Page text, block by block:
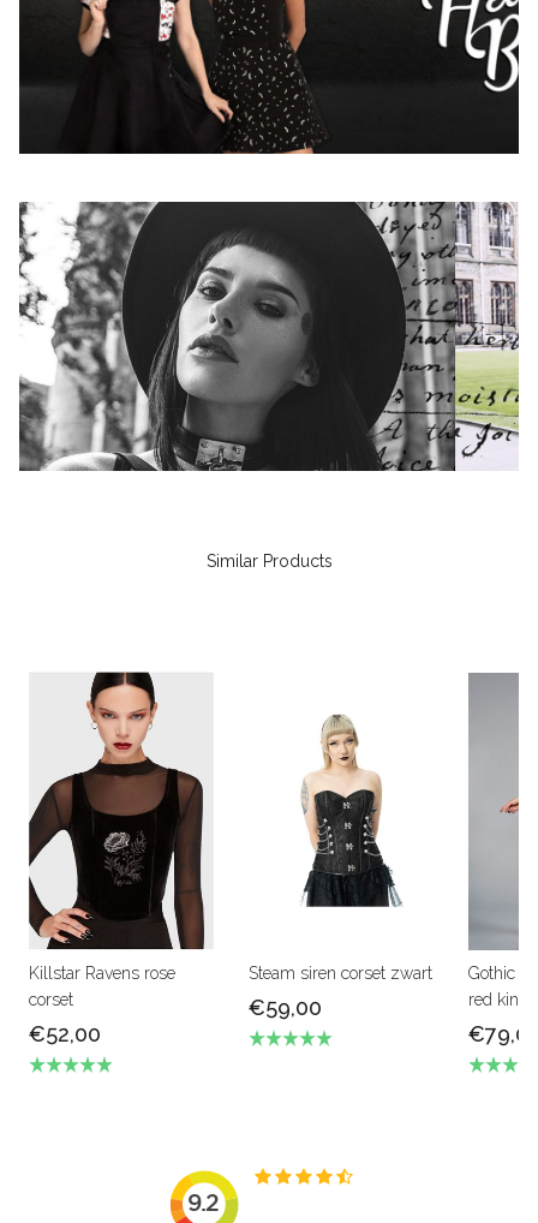
Similar Products
Killstar Ravens rose
corset
€52,00
Steam siren corset zwart
€59,00
Gothic
red king